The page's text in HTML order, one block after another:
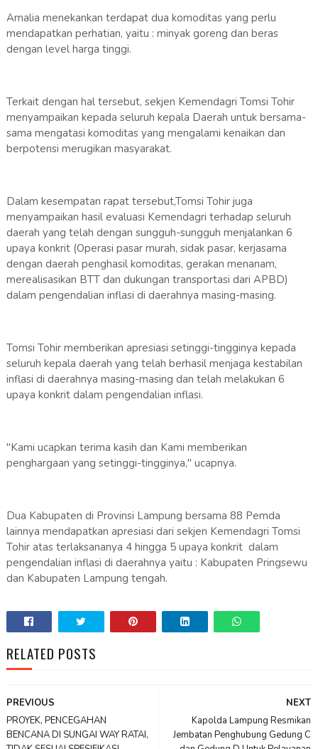
Amalia menekankan terdapat dua komoditas yang perlu
mendapatkan perhatian, yaitu : minyak goreng dan beras
dengan level harga tinggi.
Terkait dengan hal tersebut, sekjen Kemendagri Tomsi Tohir
menyampaikan kepada seluruh kepala Daerah untuk bersama-
sama mengatasi komoditas yang mengalami kenaikan dan
berpotensi merugikan masyarakat.
Dalam kesempatan rapat tersebut,Tomsi Tohir juga
menyampaikan hasil evaluasi Kemendagri terhadap seluruh
daerah yang telah dengan sungguh-sungguh menjalankan 6
upaya konkrit (Operasi pasar murah, sidak pasar, kerjasama
dengan daerah penghasil komoditas, gerakan menanam,
merealisasikan BTT dan dukungan transportasi dari APBD)
dalam pengendalian inflasi di daerahnya masing-masing.
Tomsi Tohir memberikan apresiasi setinggi-tingginya kepada
seluruh kepala daerah yang telah berhasil menjaga kestabilan
inflasi di daerahnya masing-masing dan telah melakukan 6
upaya konkrit dalam pengendalian inflasi.
"Kami ucapkan terima kasih dan Kami memberikan
penghargaan yang setinggi-tingginya," ucapnya.
Dua Kabupaten di Provinsi Lampung bersama 88 Pemda
lainnya mendapatkan apresiasi dari sekjen Kemendagri Tomsi
Tohir atas terlaksananya 4 hingga 5 upaya konkrit dalam
pengendalian inflasi di daerahnya yaitu : Kabupaten Pringsewu
dan Kabupaten Lampung tengah.
RELATED POSTS
NEXT
Kapolda Lampung Resmikan
Jembatan Penghubung Gedung C
PREVIOUS
PROYEK, PENCEGAHAN
BENCANA DI SUNGAI WAY RATAI,